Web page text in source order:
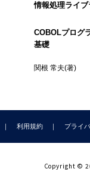
6. ファイルの使用
6.1 ファイル
6.3 ランダム・ファ
7.3 曲線を描く
7.5 色を塗る
情報処理ライ
COBOLプログ
基礎
関根 常夫(著)
利用規約 プライ
Copyright ©